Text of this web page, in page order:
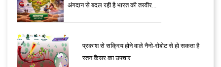
अंगदान से बदल रही है भारत की तस्वीर...
प्रकाश से सक्रिय होने वाले नैनो-रोबोट से हो सकता है
स्तन कैंसर का उपचार